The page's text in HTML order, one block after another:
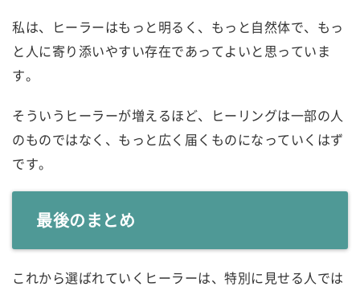
私は、ヒーラーはもっと明るく、もっと自然体で、もっ
と人に寄り添いやすい存在であってよいと思っていま
す。
そういうヒーラーが増えるほど、ヒーリングは一部の人
のものではなく、もっと広く届くものになっていくはず
です。
最後のまとめ
これから選ばれていくヒーラーは、特別に見せる人では